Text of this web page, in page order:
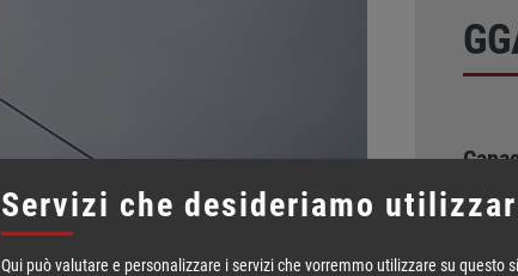
Servizi che desideriamo
Qui può valutare e personalizzare i servizi che vorremmo utilizzare su questo